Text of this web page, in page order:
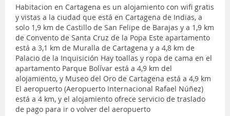
Habitacion en Cartagena es un alojamiento con wifi gratis
y vistas a la ciudad que está en Cartagena de Indias, a
solo 1,9 km de Castillo de San Felipe de Barajas y a 1,9 km
de Convento de Santa Cruz de la Popa Este apartamento
está a 3,1 km de Muralla de Cartagena y a 4,8 km de
Palacio de la Inquisición Hay toallas y ropa de cama en el
apartamento Parque Bolívar está a 4,9 km del
alojamiento, y Museo del Oro de Cartagena está a 4,9 km
El aeropuerto (Aeropuerto Internacional Rafael Núñez)
está a 4 km, y el alojamiento ofrece servicio de traslado
de pago para ir o volver del aeropuerto